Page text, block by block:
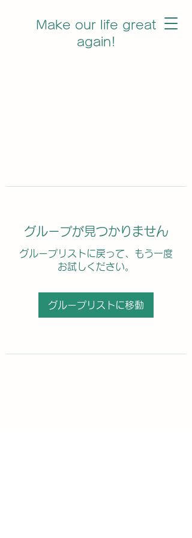
Make our life great
again!
グループが見つかりません
グループリストに戻って、もう一度
お試しください。
グループリストに移動